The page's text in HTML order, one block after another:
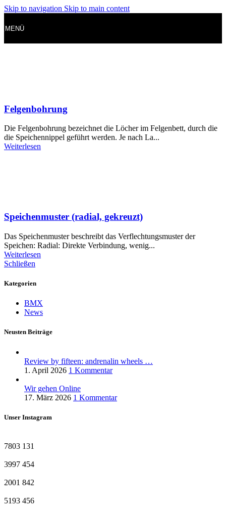
Skip to navigation Skip to main content
MENÜ
Felgenbohrung
Die Felgenbohrung bezeichnet die Löcher im Felgenbett, durch die
die Speichennippel geführt werden. Je nach La...
Weiterlesen
Speichenmuster (radial, gekreuzt)
Das Speichenmuster beschreibt das Verflechtungsmuster der
Speichen: Radial: Direkte Verbindung, wenig...
Weiterlesen
Schließen
Kategorien
BMX
News
Neusten Beiträge
Review by fifteen: andrenalin wheels …
1. April 2026 1 Kommentar
Wir gehen Online
17. März 2026 1 Kommentar
Unser Instagram
7803 131
3997 454
2001 842
5193 456